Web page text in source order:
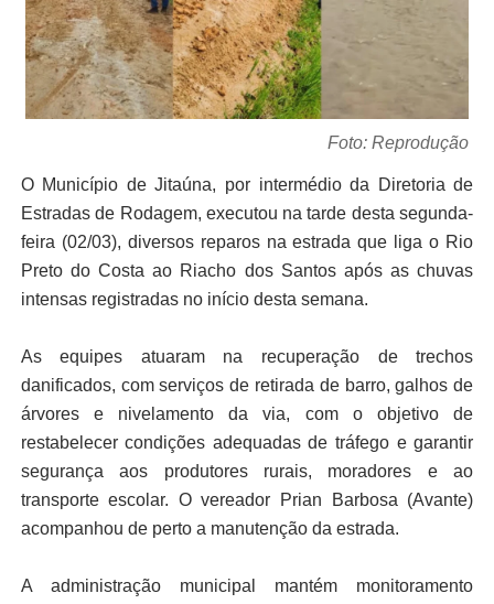
Foto: Reprodução
O Município de Jitaúna, por intermédio da Diretoria de
Estradas de Rodagem, executou na tarde desta segunda-
feira (02/03), diversos reparos na estrada que liga o Rio
Preto do Costa ao Riacho dos Santos após as chuvas
intensas registradas no início desta semana.
As equipes atuaram na recuperação de trechos
danificados, com serviços de retirada de barro, galhos de
árvores e nivelamento da via, com o objetivo de
restabelecer condições adequadas de tráfego e garantir
segurança aos produtores rurais, moradores e ao
transporte escolar. O vereador Prian Barbosa (Avante)
acompanhou de perto a manutenção da estrada.
A administração municipal mantém monitoramento